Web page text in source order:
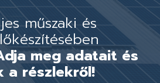
műszaki és
meg adatait és
a részlekről!